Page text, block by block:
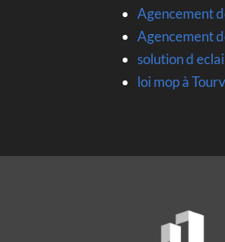
Agencement
Agencement
solution d
loi mop à